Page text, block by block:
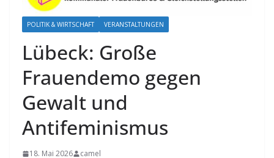
POLITIK & WIRTSCHAFT VERANSTALTUNGEN
Lübeck: Große
Frauendemo gegen
Gewalt und
Antifeminismus
18. Mai 2026 camel